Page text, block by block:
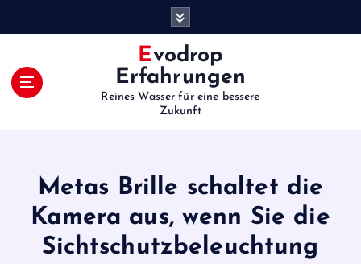
Evodrop
Erfahrungen
Reines Wasser für eine bessere
Zukunft
Metas Brille schaltet die
Kamera aus, wenn Sie die
Sichtschutzbeleuchtung